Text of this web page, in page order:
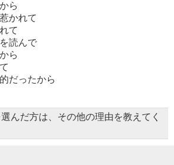
ら
かれて
て
読んで
ら
だったから
選んだ方は、その他の理由を教えてく